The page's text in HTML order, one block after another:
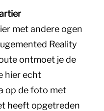
met andere ogen
Reality
ontmoet je de
hier echt
op de foto met
heeft opgetreden